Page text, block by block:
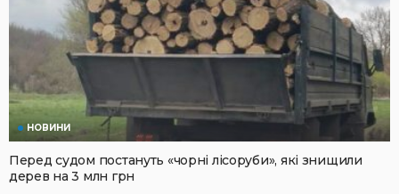
НОВИНИ
Перед судом постануть «чорні лісоруби», які знищили
дерев на 3 млн грн